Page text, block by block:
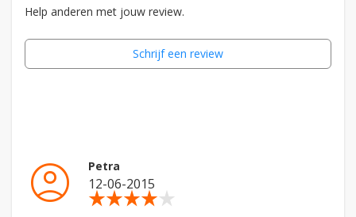
Help anderen met jouw review.
Schrijf een review
account_circle Petra
12-06-2015
star_ratestar_ratestar_ratestar_ratestar_rate